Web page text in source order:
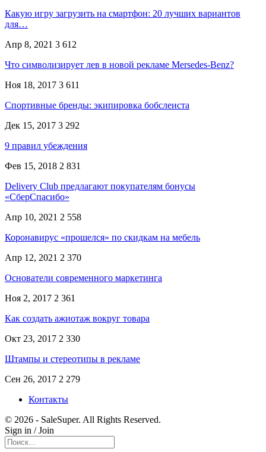
Какую игру загрузить на смартфон: 20 лучших вариантов
для…
Апр 8, 2021 3 612
Что символизирует лев в новой рекламе Mersedes-Benz?
Ноя 18, 2017 3 611
Спортивные бренды: экипировка бобслеиста
Дек 15, 2017 3 292
9 правил убеждения
Фев 15, 2018 2 831
Delivery Club предлагают покупателям бонусы
«СберСпасибо»
Апр 10, 2021 2 558
Коронавирус «прошелся» по скидкам на мебель
Апр 12, 2021 2 370
Основатели современного маркетинга
Ноя 2, 2017 2 361
Как создать ажиотаж вокруг товара
Окт 23, 2017 2 330
Штампы и стереотипы в рекламе
Сен 26, 2017 2 279
Контакты
© 2026 - SaleSuper. All Rights Reserved.
Sign in / Join